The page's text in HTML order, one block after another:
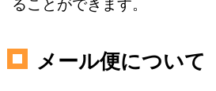
メール便について